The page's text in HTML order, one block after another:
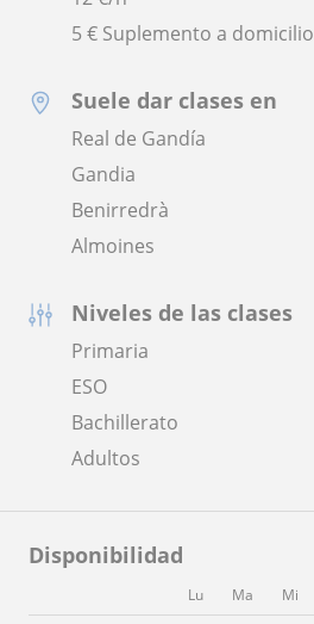
5 € Suplemento a domicilio
Suele dar clases en
Real de Gandía
Gandia
Benirredrà
Almoines
Niveles de las clases
Primaria
ESO
Bachillerato
Adultos
Disponibilidad
Lu Ma Mi